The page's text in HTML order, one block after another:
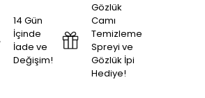
14 Gün
İçinde
İade ve
Değişim!
Gözlük
Camı
Temizleme
Spreyi ve
Gözlük İpi
Hediye!